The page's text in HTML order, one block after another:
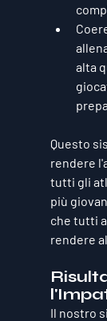
alta
Questo
rendere
tutti gli
più
che tutti
rendere
Il nostro